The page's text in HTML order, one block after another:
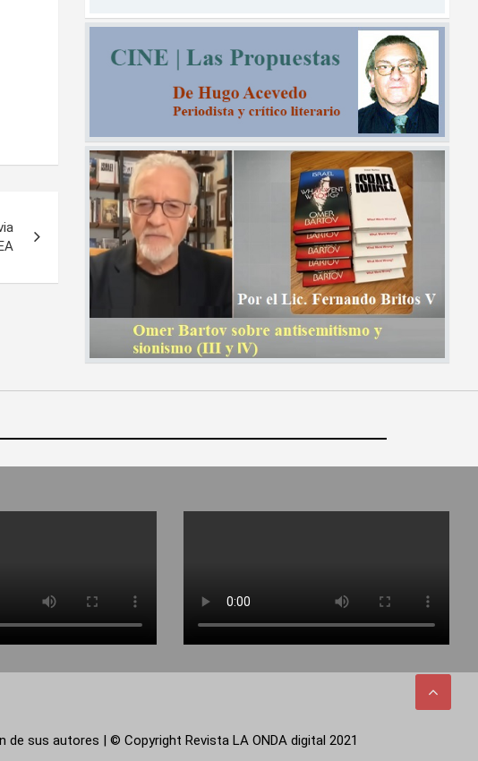
sus autores | © Copyright Revista LA ONDA digital 2021